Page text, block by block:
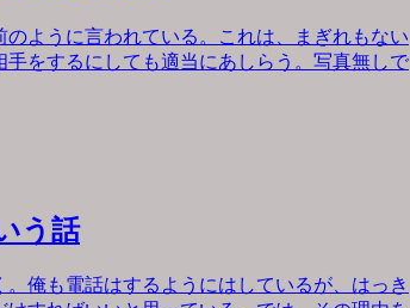
ように言われている。これは、まぎれもない
をするにしても適当にあしらう。写真無しで
う話
俺も電話はするようにはしているが、はっき